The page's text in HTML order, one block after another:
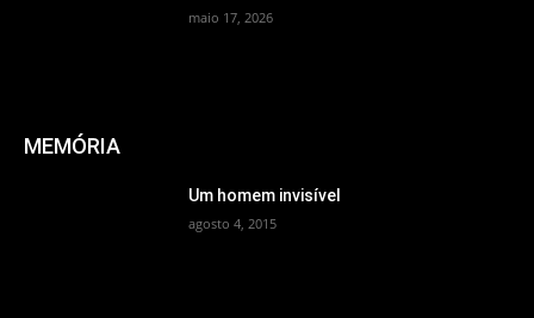
maio 17, 2026
MEMÓRIA
Um homem invisível
agosto 4, 2015